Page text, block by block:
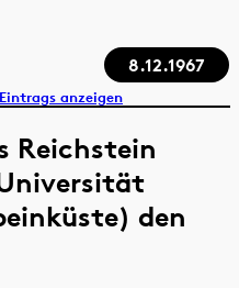
8.12.1967
anzeigen
Reichstein
den